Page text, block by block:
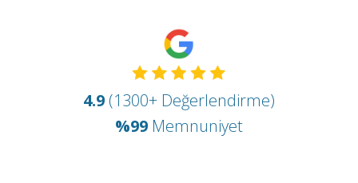
4.9 (1300+ Değerlendirme)
%99 Memnuniyet